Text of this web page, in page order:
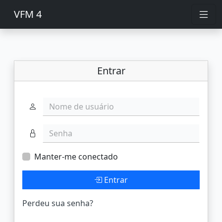
VFM 4
Entrar
Nome de usuário
Senha
Manter-me conectado
Entrar
Perdeu sua senha?